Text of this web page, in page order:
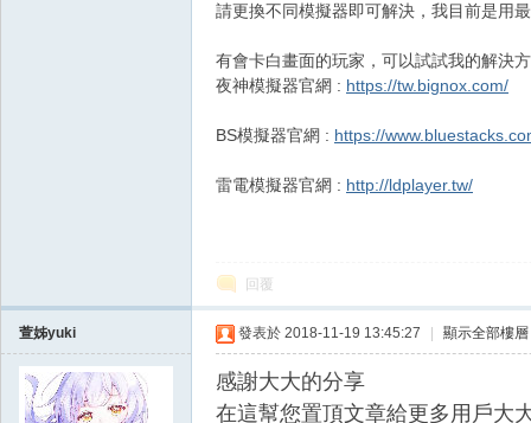
請更換不同模擬器即可解決，我目前是用
有會卡白畫面的玩家，可以試試我的解決
夜神模擬器官網 : https://tw.bignox.com/
BS模擬器官網 : https://
雷電模擬器官網 : http://ldplayer.tw/
回覆
萱姊yuki 發表於 2018-11-19 13:45:27 顯示全部樓層
感謝大大的分享
在這幫您置頂文章給更多用戶大